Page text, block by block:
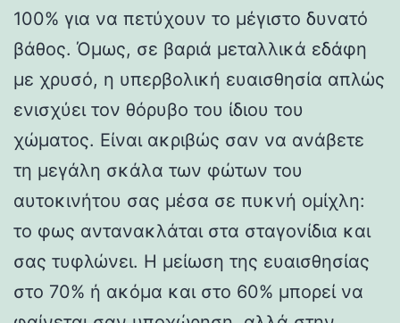
100% για να πετύχουν το μέγιστο δυνατό
βάθος. Όμως, σε βαριά μεταλλικά εδάφη
με χρυσό, η υπερβολική ευαισθησία απλώς
ενισχύει τον θόρυβο του ίδιου του
χώματος. Είναι ακριβώς σαν να ανάβετε
τη μεγάλη σκάλα των φώτων του
αυτοκινήτου σας μέσα σε πυκνή ομίχλη:
το φως αντανακλάται στα σταγονίδια και
σας τυφλώνει. Η μείωση της ευαισθησίας
στο 70% ή ακόμα και στο 60% μπορεί να